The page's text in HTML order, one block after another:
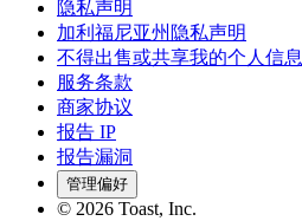
隐私声明
加利福尼亚州隐私声明
不得出售或共享我的个人信息
服务条款
商家协议
报告 IP
报告漏洞
管理偏好
© 2026 Toast, Inc.